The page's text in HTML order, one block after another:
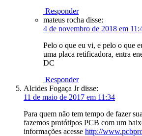
Responder
mateus rocha disse:
4 de novembro de 2018 em
Pelo o que eu vi, e pelo o que
uma placa retificadora, entra
DC
Responder
Alcides Fogaça Jr disse:
11 de maio de 2017 em 11:34
Para quem não tem tempo de fazer
fazemos protótipos PCB com um
informações acesse http://